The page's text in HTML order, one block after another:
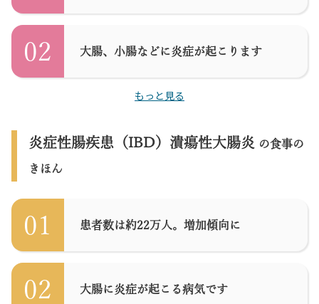
02 大腸、小腸などに炎症が起こります
もっと見る
炎症性腸疾患（IBD）潰瘍性大腸炎 の食事の
きほん
01 患者数は約22万人。増加傾向に
02 大腸に炎症が起こる病気です